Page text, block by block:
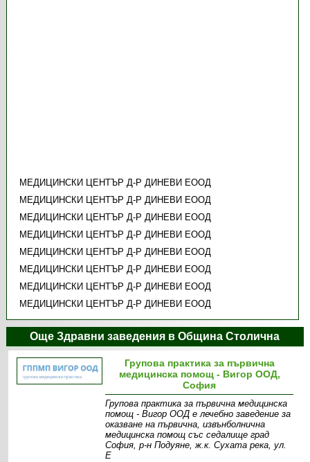
МЕДИЦИНСКИ ЦЕНТЪР Д-Р ДИНЕВИ ЕООД
МЕДИЦИНСКИ ЦЕНТЪР Д-Р ДИНЕВИ ЕООД
МЕДИЦИНСКИ ЦЕНТЪР Д-Р ДИНЕВИ ЕООД
МЕДИЦИНСКИ ЦЕНТЪР Д-Р ДИНЕВИ ЕООД
МЕДИЦИНСКИ ЦЕНТЪР Д-Р ДИНЕВИ ЕООД
МЕДИЦИНСКИ ЦЕНТЪР Д-Р ДИНЕВИ ЕООД
МЕДИЦИНСКИ ЦЕНТЪР Д-Р ДИНЕВИ ЕООД
МЕДИЦИНСКИ ЦЕНТЪР Д-Р ДИНЕВИ ЕООД
Още Здравни заведения в Община Столична
Групова практика за първична
медицинска помощ - Вигор ООД,
София
Групова практика за първична медицинска
помощ - Вигор ООД е лечебно заведение за
оказване на първична, извънболнична
медицинска помощ със седалище град
София, р-н Подуяне, ж.к. Сухата река, ул.
Е